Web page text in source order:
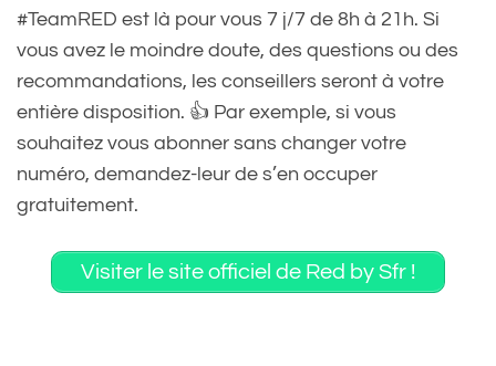
#TeamRED est là pour vous 7 j/7 de 8h à 21h. Si
vous avez le moindre doute, des questions ou des
recommandations, les conseillers seront à votre
entière disposition. 👍 Par exemple, si vous
souhaitez vous abonner sans changer votre
numéro, demandez-leur de s’en occuper
gratuitement.
Visiter le site officiel de Red by Sfr !